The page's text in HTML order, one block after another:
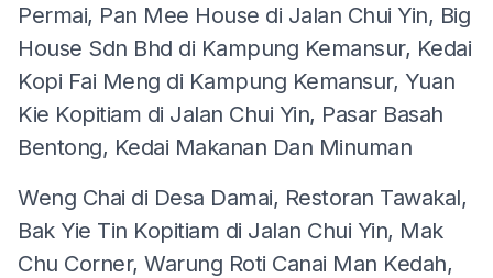
Permai, Pan Mee House di Jalan Chui Yin, Big
House Sdn Bhd di Kampung Kemansur, Kedai
Kopi Fai Meng di Kampung Kemansur, Yuan
Kie Kopitiam di Jalan Chui Yin, Pasar Basah
Bentong, Kedai Makanan Dan Minuman
Weng Chai di Desa Damai, Restoran Tawakal,
Bak Yie Tin Kopitiam di Jalan Chui Yin, Mak
Chu Corner, Warung Roti Canai Man Kedah,